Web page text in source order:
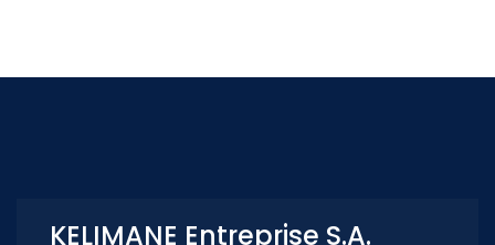
KELIMANE Entreprise S.A.